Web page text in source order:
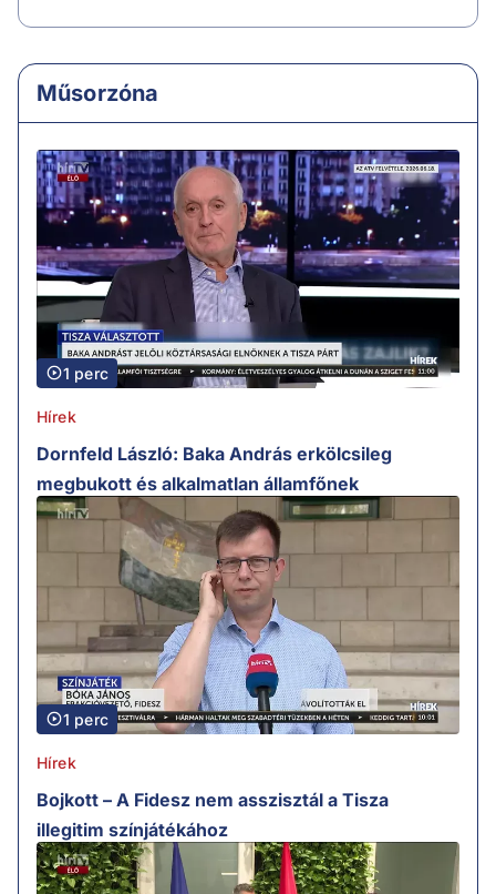
Műsorzóna
1 perc
Hírek
Dornfeld László: Baka András erkölcsileg
megbukott és alkalmatlan államfőnek
1 perc
Hírek
Bojkott – A Fidesz nem asszisztál a Tisza
illegitim színjátékához